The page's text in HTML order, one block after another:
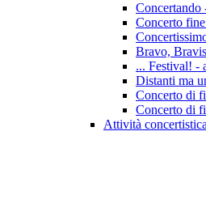
Concertando
Concerto
Bravo,
... Festival! -
Distanti ma
Concerto di
Concerto di
Attività